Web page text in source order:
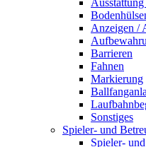
Ausstattung
Anzeigen /
Barrieren
Fahnen
Markierung
Sonstiges
Spieler- und
Spieler-